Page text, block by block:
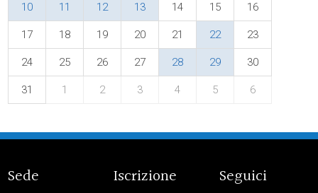
10 11 12 13 14 15 16
17 18 19 20 21 22 23
24 25 26 27 28 29 30
31 1 2 3 4 5 6
Sede
Iscrizione
Seguici